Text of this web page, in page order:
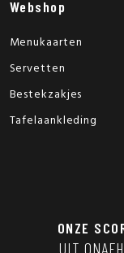
Webshop
Menukaarten
Servetten
Bestekzakjes
Tafelaankleding
ONZE
UIT